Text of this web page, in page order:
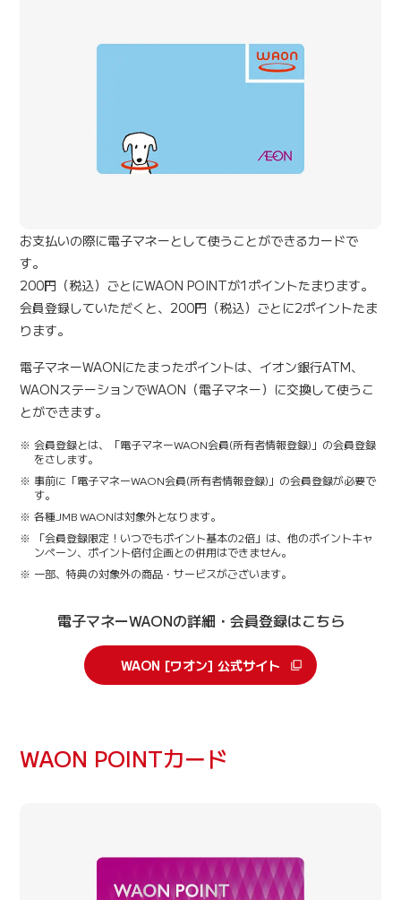
お支払いの際に電子マネーとして使うことができるカードで
す。
200円（税込）ごとにWAON POINTが1ポイントたまります。
会員登録していただくと、200円（税込）ごとに2ポイントたま
ります。
電子マネーWAONにたまったポイントは、イオン銀行ATM、
WAONステーションでWAON（電子マネー）に交換して使うこ
とができます。
会員登録とは、「電子マネーWAON会員(所有者情報登録)」の会員登録
をさします。
事前に「電子マネーWAON会員(所有者情報登録)」の会員登録が必要で
す。
各種JMB WAONは対象外となります。
「会員登録限定！いつでもポイント基本の2倍」は、他のポイントキャ
ンペーン、ポイント倍付企画との併用はできません。
一部、特典の対象外の商品・サービスがございます。
電子マネーWAONの詳細・会員登録はこちら
WAON [ワオン] 公式サイト
WAON POINTカード